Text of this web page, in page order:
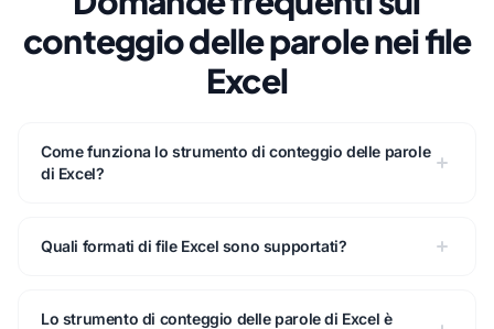
conteggio delle parole nei file
Excel
Come funziona lo strumento di conteggio delle parole
di Excel?
Quali formati di file Excel sono supportati?
Lo strumento di conteggio delle parole di Excel è